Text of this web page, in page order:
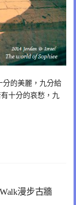
分的美麗，九分給
十分的哀愁，九
漫步古牆